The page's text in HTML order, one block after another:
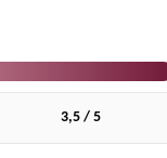
3,5 / 5